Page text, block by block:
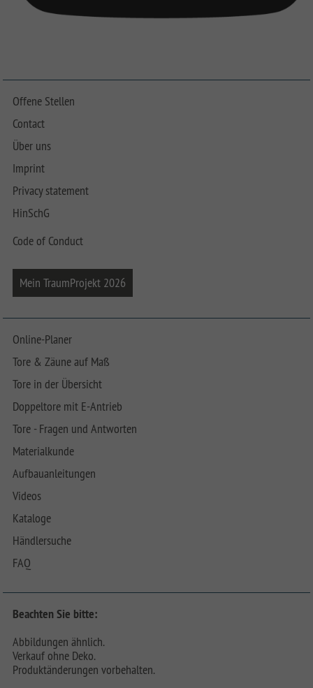
Offene Stellen
Contact
Über uns
Imprint
Privacy statement
HinSchG
Code of Conduct
Mein TraumProjekt 2026
Online-Planer
Tore & Zäune auf Maß
Tore in der Übersicht
Doppeltore mit E-Antrieb
Tore - Fragen und Antworten
Materialkunde
Aufbauanleitungen
Videos
Kataloge
Händlersuche
FAQ
Beachten Sie bitte:
Abbildungen ähnlich.
Verkauf ohne Deko.
Produktänderungen vorbehalten.